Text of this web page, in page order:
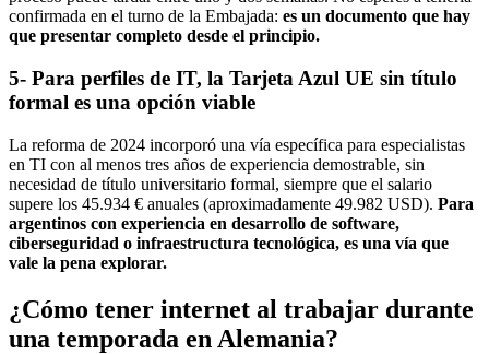
confirmada en el turno de la Embajada: es un documento que hay
que presentar completo desde el principio.
5- Para perfiles de IT, la Tarjeta Azul UE sin título
formal es una opción viable
La reforma de 2024 incorporó una vía específica para especialistas
en TI con al menos tres años de experiencia demostrable, sin
necesidad de título universitario formal, siempre que el salario
supere los 45.934 € anuales (aproximadamente 49.982 USD). Para
argentinos con experiencia en desarrollo de software,
ciberseguridad o infraestructura tecnológica, es una vía que
vale la pena explorar.
¿Cómo tener internet al trabajar durante
una temporada en Alemania?